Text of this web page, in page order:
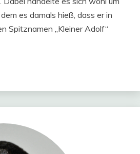
es damals hieß, dass er in
Spitznamen „Kleiner Adolf“